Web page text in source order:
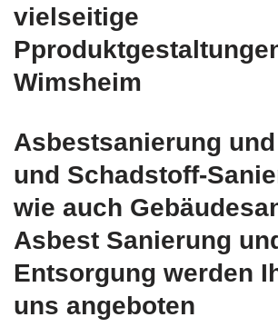
vielseitige
Wimsheim
Asbestsanierung
und Schadstoff-
wie auch
Asbest Sanierung
Entsorgung werden
uns angeboten